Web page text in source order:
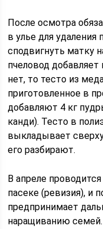
После осмотра
в улье для
сподвигнуть матку
пчеловод добавляет
нет, то тесто из
приготовленное в
добавляют 4 кг
канди). Тесто в
выкладывает
его разбирают.
В апреле
пасеке (ревизия), и
предпринимает
наращиванию